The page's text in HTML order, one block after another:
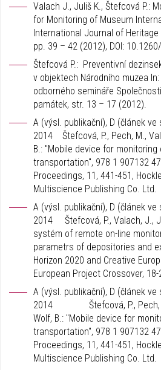
Valach J., Juliš K., Štefcová P.:
for Monitoring of Museum
International Journal of Heritage
pp. 39 – 42 (2012), DOI:
Štefcová P.: Preventivní
v objektech Národního muzea
odborného semináře
památek, str. 13 – 17 (2012).
A (výsl. publikační), D (článek ve
2014 Štefcová, P., Pech, M.,
B.: "Mobile device for
transportation", 978 1 907132
Proceedings, 11, 441-451,
Multiscience Publishing Co. Ltd.
A (výsl. publikační), D (článek ve
2014 Štefcová, P., Valach, J.,
systém of remote on-line
parametrs of depositories and
Horizon 2020 and Creative
European Project Crossover,
A (výsl. publikační), D (článek ve
2014 Štefcová, P., Pech,
Wolf, B.: "Mobile device for
transportation", 978 1 907132
Proceedings, 11, 441-451,
Multiscience Publishing Co. Ltd.